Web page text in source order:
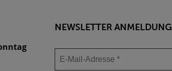
NEWSLETTER ANMELDUNG